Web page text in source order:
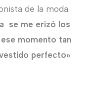
de la moda
se me erizó los
momento tan
perfecto»